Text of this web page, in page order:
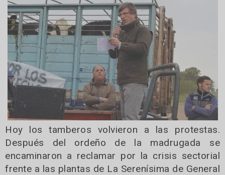
Hoy los tamberos volvieron a las protestas.
Después del ordeño de la madrugada se
encaminaron a reclamar por la crisis sectorial
frente a las plantas de La Serenísima de General